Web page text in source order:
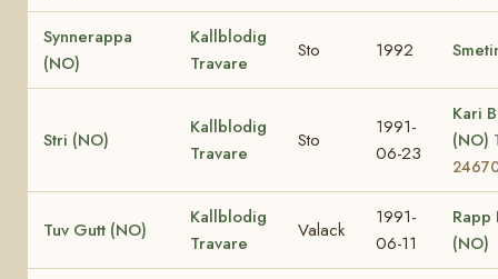
Synnerappa
(NO)
Kallblodig
Travare
Sto 1992
Stri (NO)
Kallblodig
Travare
Sto
1991-
06-23
Kari
(NO)
Tuv Gutt (NO)
Kallblodig
Travare
Valack
1991-
06-11
Rapp
(NO)